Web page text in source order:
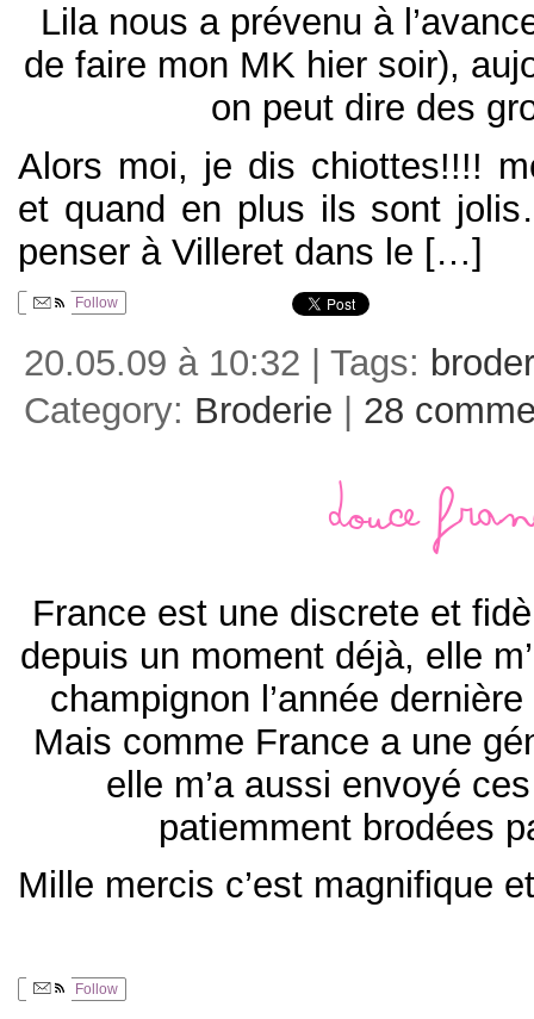
Lila nous a prévenu à
de faire mon MK hier soir),
on peut dire des
Alors moi, je dis chiottes!!!!
et quand en plus ils sont
penser à Villeret dans le […]
Follow
20.05.09 à 10:32 | Tags:
Category: Broderie 28
Douce
France est une discrete et
depuis un moment déjà, elle
champignon l’année
Mais comme France a une
elle m’a aussi envoyé
patiemment brodées
Mille mercis c’est magnifique
Follow